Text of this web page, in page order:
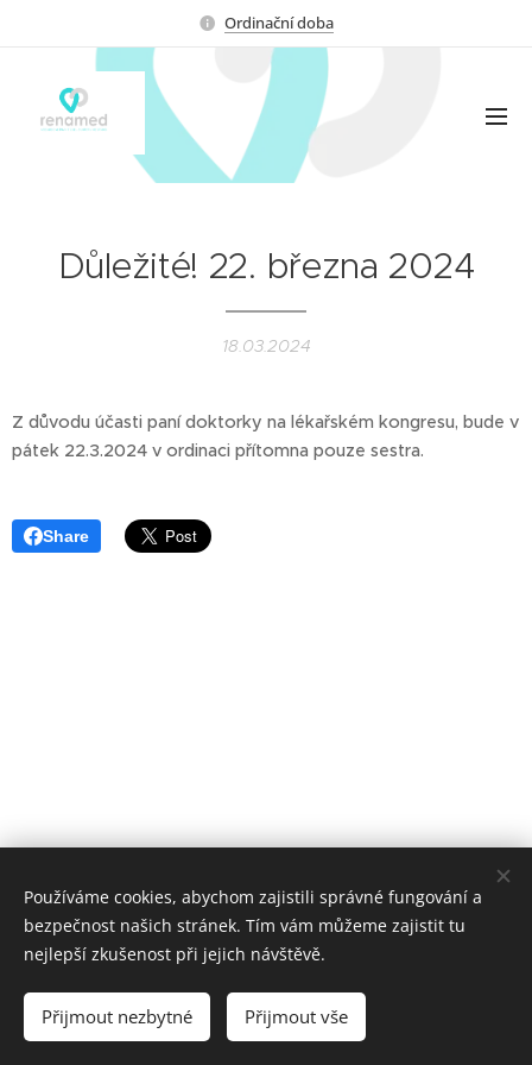
Ordinační doba
Důležité! 22. března 2024
18.03.2024
Z důvodu účasti paní doktorky na lékařském kongresu, bude v
pátek 22.3.2024 v ordinaci přítomna pouze sestra.
Share
Vytvořeno službou Webnode
Používáme cookies, abychom zajistili správné fungování a
bezpečnost našich stránek. Tím vám můžeme zajistit tu
nejlepší zkušenost při jejich návštěvě.
Přijmout nezbytné Přijmout vše